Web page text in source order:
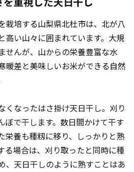
重視した天日干し
栽培する山梨県北杜市は、北が八
高い山々に囲まれています。大規
せんが、山からの栄養豊富な水
暖差と美味しいお米ができる自然
くなったはさ掛け天日干し。刈り
ぼで干します。数日間かけて干す
栄養も種籾に移り、しっかりと熟
る場合は、刈り取ったと同時に種
、天日干しのように熟すことはあ